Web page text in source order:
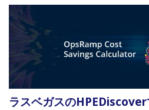
ラスベガスの